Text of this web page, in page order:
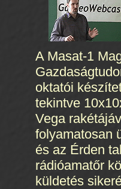
A Masat-1
oktatói
tekintve
Vega
folyamatosan
és az Érden
rádióamatőr
küldetés